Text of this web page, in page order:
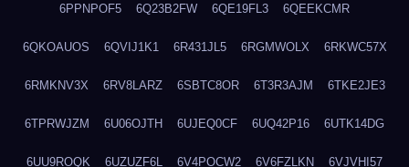
6PPNPOF5 6Q23B2FW 6QE19FL3 6QEEKCMR
6QKOAUOS 6QVIJ1K1 6R431JL5 6RGMWOLX 6RKWC57X
6RMKNV3X 6RV8LARZ 6SBTC8OR 6T3R3AJM 6TKE2JE3
6TPRWJZM 6U06OJTH 6UJEQ0CF 6UQ42P16 6UTK14DG
6UU9ROQK 6UZUZF6L 6V4POCW2 6V6FZLKN 6VJVHI57